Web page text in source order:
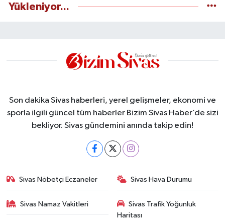
Yükleniyor...
Son dakika Sivas haberleri, yerel gelişmeler, ekonomi ve
sporla ilgili güncel tüm haberler Bizim Sivas Haber’de sizi
bekliyor. Sivas gündemini anında takip edin!
Sivas Nöbetçi Eczaneler Sivas Hava Durumu
Sivas Namaz Vakitleri
Sivas Trafik Yoğunluk
Haritası